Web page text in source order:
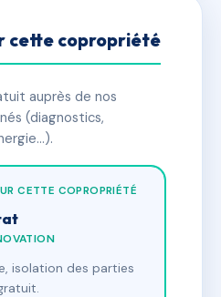
cette copropriété
auprès de nos
(diagnostics,
CETTE COPROPRIÉTÉ
isolation des parties